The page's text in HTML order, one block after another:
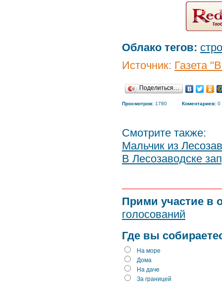
Облако тегов:
Источник: Газета
Поделиться…
Просмотров: 1780 Коментариев: 0
Смотрите также:
Мальчик из
В Лесозаводске
Прими участие в
голосований
Где вы
На море
Дома
На даче
За границей